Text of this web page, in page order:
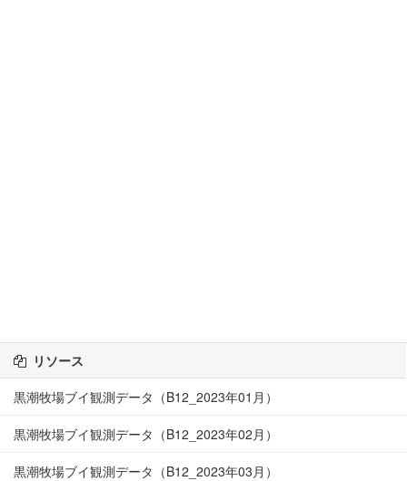
リソース
黒潮牧場ブイ観測データ（B12_2023年01月）
黒潮牧場ブイ観測データ（B12_2023年02月）
黒潮牧場ブイ観測データ（B12_2023年03月）